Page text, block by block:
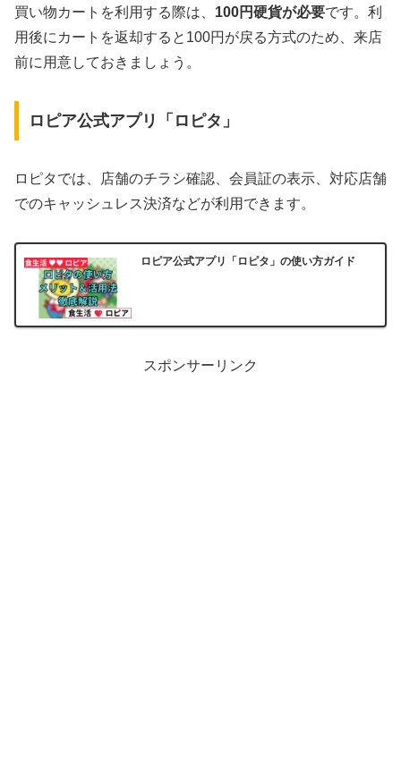
買い物カートを利用する際は、 100円硬貨が必要です。利
用後にカートを返却すると100円が戻る方式のため、来店
前に用意しておきましょう。
ロピア公式アプリ「ロピタ」
ロピタでは、店舗のチラシ確認、会員証の表示、対応店舗
でのキャッシュレス決済などが利用できます。
ロピア公式アプリ「ロピタ」の使い方ガイド
スポンサーリンク